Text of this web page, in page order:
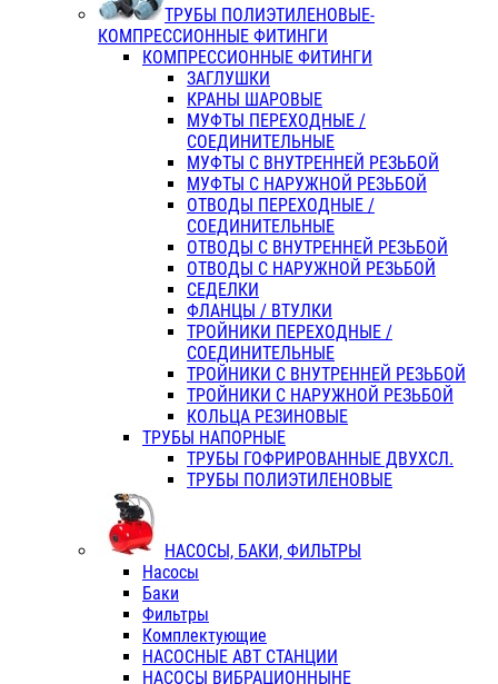
ТРУБЫ ПОЛИЭТИЛЕНОВЫЕ-
КОМПРЕССИОННЫЕ ФИТИНГИ
КОМПРЕССИОННЫЕ ФИТИНГИ
ЗАГЛУШКИ
КРАНЫ ШАРОВЫЕ
МУФТЫ ПЕРЕХОДНЫЕ /
СОЕДИНИТЕЛЬНЫЕ
МУФТЫ С ВНУТРЕННЕЙ РЕЗЬБОЙ
МУФТЫ С НАРУЖНОЙ РЕЗЬБОЙ
ОТВОДЫ ПЕРЕХОДНЫЕ /
СОЕДИНИТЕЛЬНЫЕ
ОТВОДЫ С ВНУТРЕННЕЙ РЕЗЬБОЙ
ОТВОДЫ С НАРУЖНОЙ РЕЗЬБОЙ
СЕДЕЛКИ
ФЛАНЦЫ / ВТУЛКИ
ТРОЙНИКИ ПЕРЕХОДНЫЕ /
СОЕДИНИТЕЛЬНЫЕ
ТРОЙНИКИ С ВНУТРЕННЕЙ РЕЗЬБОЙ
ТРОЙНИКИ С НАРУЖНОЙ РЕЗЬБОЙ
КОЛЬЦА РЕЗИНОВЫЕ
ТРУБЫ НАПОРНЫЕ
ТРУБЫ ГОФРИРОВАННЫЕ ДВУХСЛ.
ТРУБЫ ПОЛИЭТИЛЕНОВЫЕ
НАСОСЫ, БАКИ, ФИЛЬТРЫ
Насосы
Баки
Фильтры
Комплектующие
НАСОСНЫЕ АВТ СТАНЦИИ
НАСОСЫ ВИБРАЦИОННЫНЕ